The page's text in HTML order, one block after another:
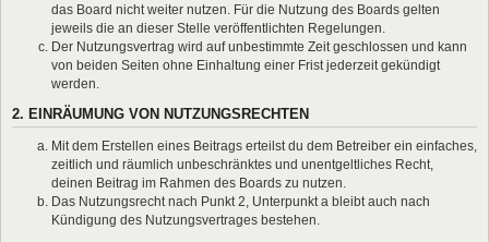
das Board nicht weiter nutzen. Für die Nutzung des Boards gelten
jeweils die an dieser Stelle veröffentlichten Regelungen.
Der Nutzungsvertrag wird auf unbestimmte Zeit geschlossen und kann
von beiden Seiten ohne Einhaltung einer Frist jederzeit gekündigt
werden.
2. EINRÄUMUNG VON NUTZUNGSRECHTEN
Mit dem Erstellen eines Beitrags erteilst du dem Betreiber ein einfaches,
zeitlich und räumlich unbeschränktes und unentgeltliches Recht,
deinen Beitrag im Rahmen des Boards zu nutzen.
Das Nutzungsrecht nach Punkt 2, Unterpunkt a bleibt auch nach
Kündigung des Nutzungsvertrages bestehen.